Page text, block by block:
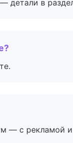
детали в
— с рекламой